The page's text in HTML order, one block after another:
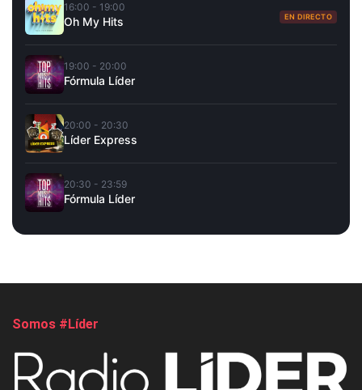
16:00 - 19:00
Oh My Hits EN DIRECTO
19:00 - 20:00
Fórmula Líder
20:00 - 20:30
Líder Express
20:30 - 23:59
Fórmula Líder
Somos #Líder